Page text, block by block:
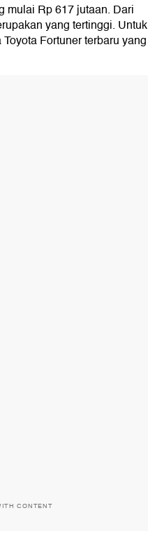
mulai Rp 617 jutaan. Dari
yang tertinggi. Untuk
Fortuner terbaru yang
CONTENT